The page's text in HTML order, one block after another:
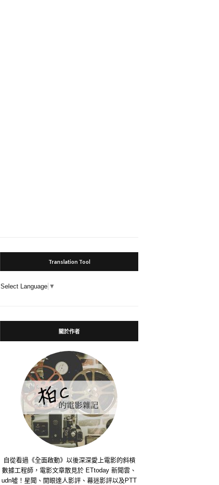
Translation Tool
Select Language ▼
關於作者
自從看過《全面啟動》以後深深愛上電影的斜槓
數據工程師，電影文章散見於 ETtoday 新聞雲、
udn噓！星聞、開眼達人影評、幕迷影評以及PTT